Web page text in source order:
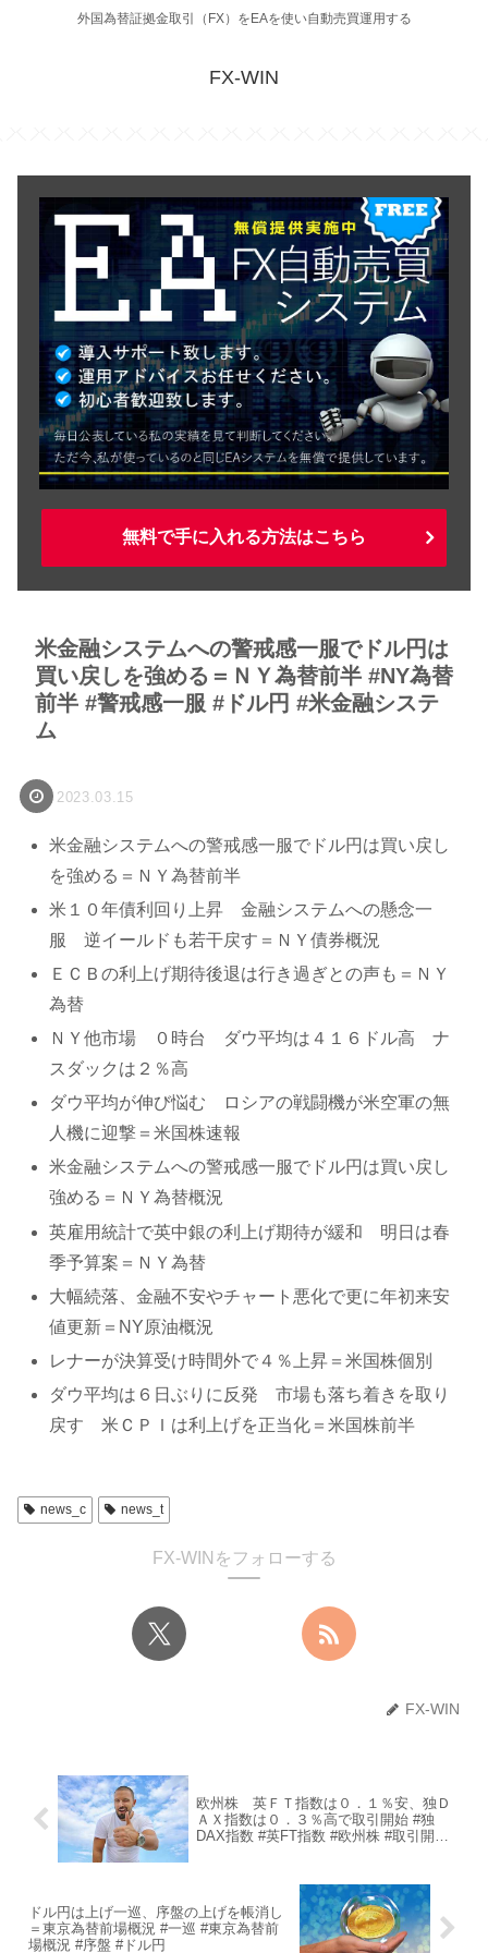
外国為替証拠金取引（FX）をEAを使い自動売買運用する
FX-WIN
無料で手に入れる方法はこちら
米金融システムへの警戒感一服でドル円は
買い戻しを強める＝ＮＹ為替前半 #NY為替
前半 #警戒感一服 #ドル円 #米金融システ
ム
2023.03.15
米金融システムへの警戒感一服でドル円は買い戻し
を強める＝ＮＹ為替前半
米１０年債利回り上昇 金融システムへの懸念一
服 逆イールドも若干戻す＝ＮＹ債券概況
ＥＣＢの利上げ期待後退は行き過ぎとの声も＝ＮＹ
為替
ＮＹ他市場 ０時台 ダウ平均は４１６ドル高 ナ
スダックは２％高
ダウ平均が伸び悩む ロシアの戦闘機が米空軍の無
人機に迎撃＝米国株速報
米金融システムへの警戒感一服でドル円は買い戻し
強める＝ＮＹ為替概況
英雇用統計で英中銀の利上げ期待が緩和 明日は春
季予算案＝ＮＹ為替
大幅続落、金融不安やチャート悪化で更に年初来安
値更新＝NY原油概況
レナーが決算受け時間外で４％上昇＝米国株個別
ダウ平均は６日ぶりに反発 市場も落ち着きを取り
戻す 米ＣＰＩは利上げを正当化＝米国株前半
news_c news_t
FX-WINをフォローする
FX-WIN
欧州株 英ＦＴ指数は０．１％安、独Ｄ
ＡＸ指数は０．３％高で取引開始 #独
DAX指数 #英FT指数 #欧州株 #取引開始
ドル円は上げ一巡、序盤の上げを帳消し
＝東京為替前場概況 #一巡 #東京為替前
場概況 #序盤 #ドル円